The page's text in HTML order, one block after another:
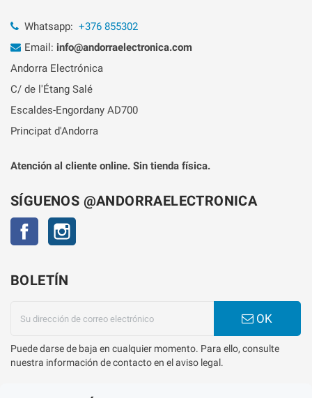
Whatsapp: +376 855302
Email: info@andorraelectronica.com
Andorra Electrónica
C/ de l'Étang Salé
Escaldes-Engordany AD700
Principat d'Andorra
Atención al cliente online. Sin tienda física.
SÍGUENOS @ANDORRAELECTRONICA
Facebook
BOLETÍN
OK
Puede darse de baja en cualquier momento. Para ello, consulte
nuestra información de contacto en el aviso legal.